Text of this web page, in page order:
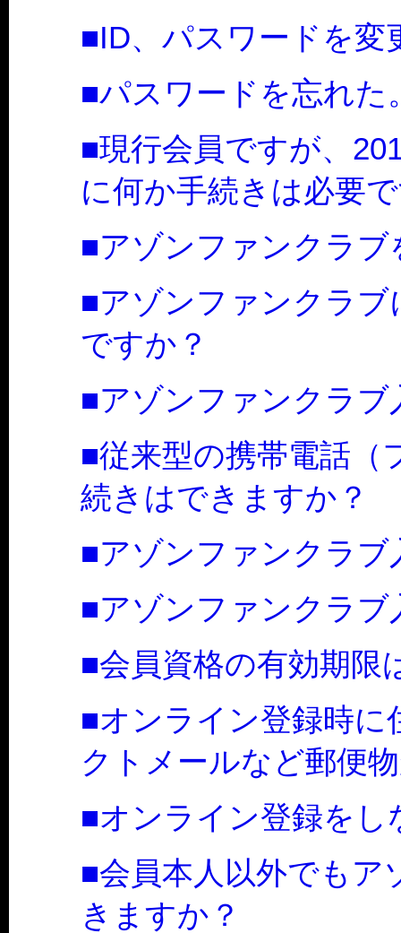
■ID、パスワードを変
■パスワードを忘れた
■現行会員ですが、
に何か手続きは必要
■アゾンファンクラブ
■アゾンファンクラ
ですか？
■アゾンファンクラ
■従来型の携帯電話（
続きはできますか？
■アゾンファンクラ
■アゾンファンクラ
■会員資格の有効期限
■オンライン登録時に
クトメールなど郵便
■オンライン登録を
■会員本人以外でもア
きますか？